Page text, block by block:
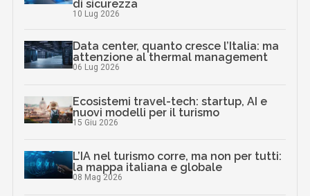
di sicurezza
10 Lug 2026
Data center, quanto cresce l’Italia: ma
attenzione al thermal management
06 Lug 2026
Ecosistemi travel-tech: startup, AI e
nuovi modelli per il turismo
15 Giu 2026
L’IA nel turismo corre, ma non per tutti:
la mappa italiana e globale
08 Mag 2026